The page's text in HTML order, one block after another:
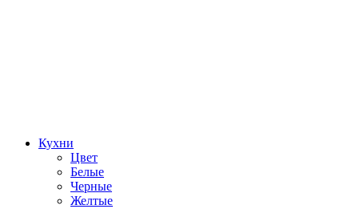
Кухни
Цвет
Белые
Черные
Желтые